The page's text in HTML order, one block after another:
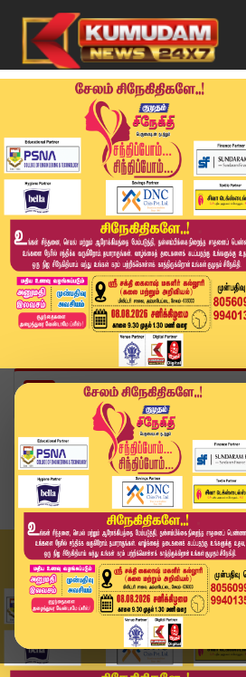
Home
வீடியோ ஸ்டோரி
என் பெயரை தவறாக பயன்படுத்த
...